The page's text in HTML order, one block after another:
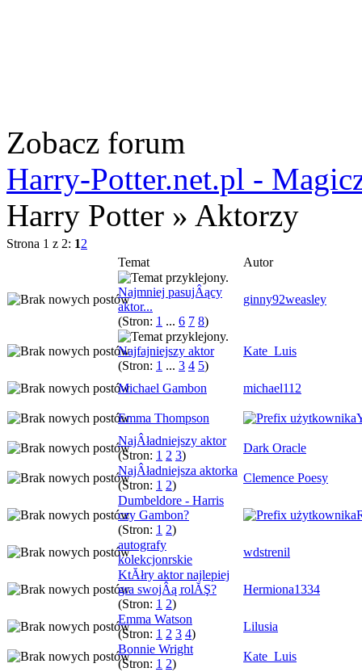
Zobacz forum
Harry-Potter.net.pl -
Harry Potter » Aktorzy
Strona 1 z 2: 12
Temat
Autor
Najmniej pasujÂący
aktor...
(Stron: 1 ... 6 7 8)
ginny92weasley
Najfajniejszy aktor
(Stron: 1 ... 3 4 5)
Kate_Luis
Michael Gambon michael112
Emma Thompson
NajÂładniejszy aktor
(Stron: 1 2 3)
Dark Oracle
NajÂładniejsza aktorka
(Stron: 1 2)
Clemence Poesy
Dumbeldore - Harris
czy Gambon?
(Stron: 1 2)
autografy
kolekcjonrskie
wdstrenil
KtĂłry aktor najlepiej
gra swojÂą rolĂŞ?
(Stron: 1 2)
Hermiona1334
Emma Watson
(Stron: 1 2 3 4)
Lilusia
Bonnie Wright
(Stron: 1 2)
Kate_Luis